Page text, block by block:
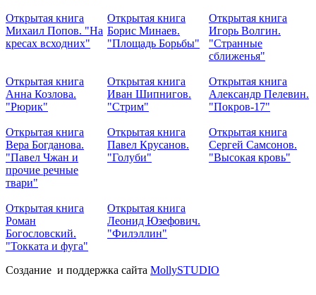
Открытая книга
Михаил Попов. "На
кресах всходних"
Открытая книга
Борис Минаев.
"Площадь Борьбы"
Открытая книга
Игорь Волгин.
"Странные
сближенья"
Открытая книга
Анна Козлова.
"Рюрик"
Открытая книга
Иван Шипнигов.
"Стрим"
Открытая книга
Александр Пелевин.
"Покров-17"
Открытая книга
Вера Богданова.
"Павел Чжан и
прочие речные
твари"
Открытая книга
Павел Крусанов.
"Голуби"
Открытая книга
Сергей Самсонов.
"Высокая кровь"
Открытая книга
Роман
Богословский.
"Токката и фуга"
Открытая книга
Леонид Юзефович.
"Филэллин"
Создание и поддержка сайта MollySTUDIO